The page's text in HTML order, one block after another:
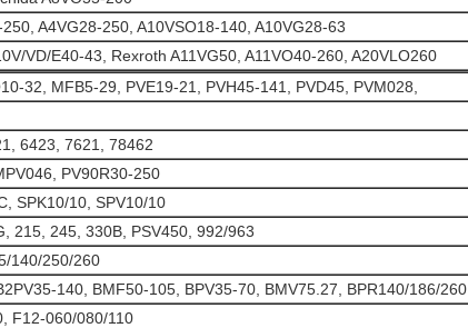
A4VG28-250, A10VSO18-140, A10VG28-63
VD/E40-43, Rexroth A11VG50, A11VO40-260, A20VLO260
32, MFB5-29, PVE19-21, PVH45-141, PVD45, PVM028,
6423, 7621, 78462
PV90R30-250
SPK10/10, SPV10/10
215, 245, 330B, PSV450, 992/963
140/250/260
140, BMF50-105, BPV35-70, BMV75.27, BPR140/186/260
F12-060/080/110